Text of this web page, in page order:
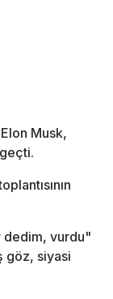
Musk,
dedim, vurdu"
göz, siyasi